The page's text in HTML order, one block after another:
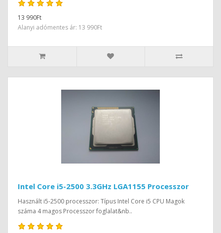
13 990Ft
Alanyi adómentes ár: 13 990Ft
Intel Core i5-2500 3.3GHz LGA1155 Processzor
Használt i5-2500 processzor: Típus Intel Core i5 CPU Magok
száma 4 magos Processzor foglalat&nb..